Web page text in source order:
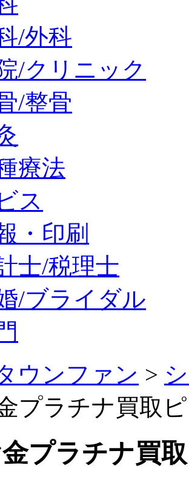
/外科
/クリニック
/整骨
療法
ス
・印刷
士/税理士
/ブライダル
ウンファン >
プラチナ買取
プラチナ買